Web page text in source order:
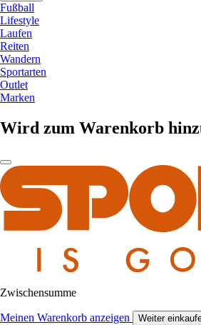
Fußball
Lifestyle
Laufen
Reiten
Wandern
Sportarten
Outlet
Marken
Wird zum Warenkorb
Zwischensumme
Meinen Warenkorb anzeigen Weiter